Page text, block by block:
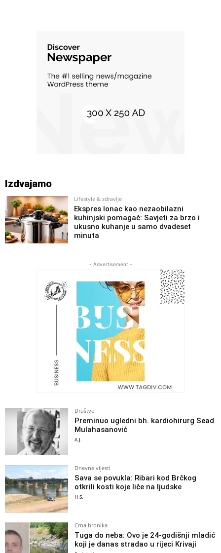
Izdvajamo
Lifestyle & zdravlje
Ekspres lonac kao nezaobilazni
kuhinjski pomagač: Savjeti za brzo i
ukusno kuhanje u samo dvadeset
minuta
- Advertisement -
Društvo
Preminuo ugledni bh. kardiohirurg Sead
Mulahasanović
A.J.
Dnevne vijesti
Sava se povukla: Ribari kod Brčkog
otkrili kosti koje liče na ljudske
H S.
Crna hronika
Tuga do neba: Ovo je 24-godišnji mladić
koji je danas stradao u rijeci Krivaji